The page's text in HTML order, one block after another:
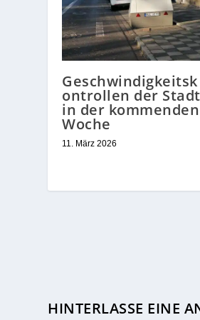
Geschwindigkeitsk
ontrollen der Stadt
in der kommenden
Woche
11. März 2026
HINTERLASSE EINE